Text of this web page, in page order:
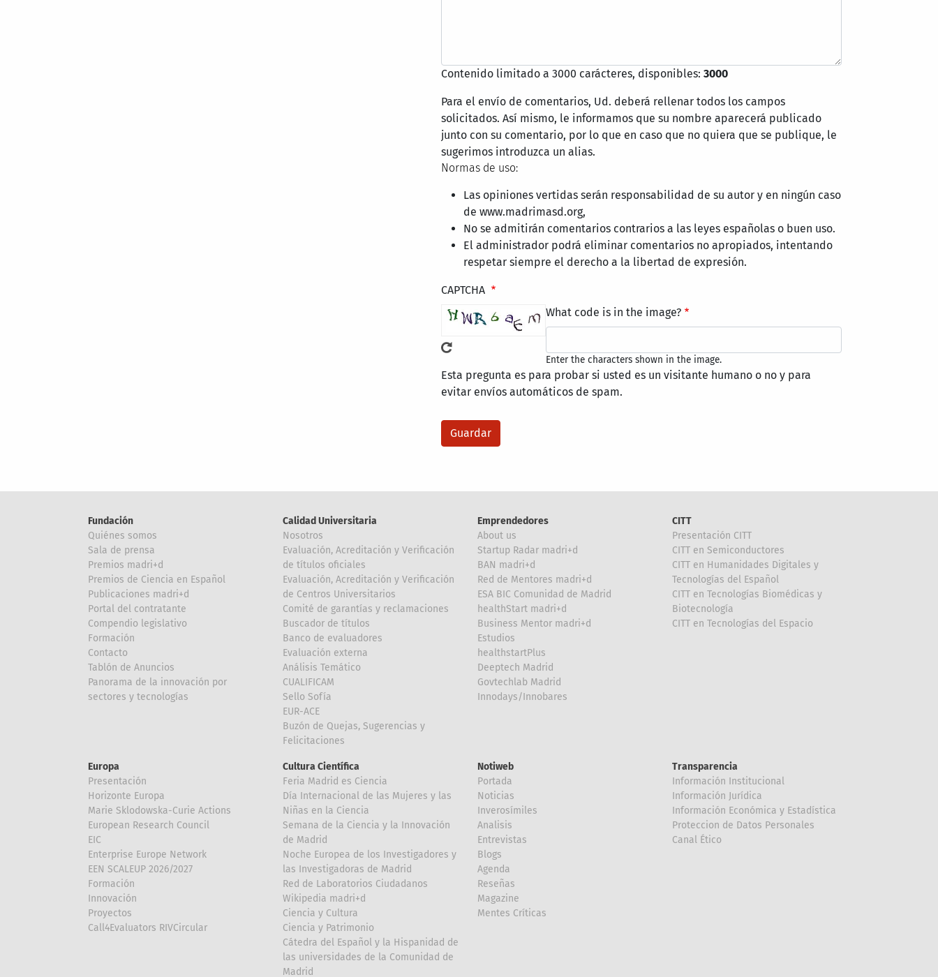
Contenido limitado a 3000 carácteres, disponibles:3000
Para el envío de comentarios, Ud. deberá rellenar todos los campos
solicitados. Así mismo, le informamos que su nombre aparecerá publicado
junto con su comentario, por lo que en caso que no quiera que se publique, le
sugerimos introduzca un alias.
Normas de uso:
Las opiniones vertidas serán responsabilidad de su autor y en ningún caso
de www.madrimasd.org,
No se admitirán comentarios contrarios a las leyes españolas o buen uso.
El administrador podrá eliminar comentarios no apropiados, intentando
respetar siempre el derecho a la libertad de expresión.
CAPTCHA
What code is in the image?
Enter the characters shown in the image.
Esta pregunta es para probar si usted es un visitante humano o no y para
evitar envíos automáticos de spam.
Fundación
Quiénes somos
Sala de prensa
Premios madri+d
Premios de Ciencia en Español
Publicaciones madri+d
Portal del contratante
Compendio legislativo
Formación
Contacto
Tablón de Anuncios
Panorama de la innovación por
sectores y tecnologías
Calidad Universitaria
Nosotros
Evaluación, Acreditación y Verificación
de títulos oficiales
Evaluación, Acreditación y Verificación
de Centros Universitarios
Comité de garantías y reclamaciones
Buscador de títulos
Banco de evaluadores
Evaluación externa
Análisis Temático
CUALIFICAM
Sello Sofía
EUR-ACE
Buzón de Quejas, Sugerencias y
Felicitaciones
Emprendedores
About us
Startup Radar madri+d
BAN madri+d
Red de Mentores madri+d
ESA BIC Comunidad de Madrid
healthStart madri+d
Business Mentor madri+d
Estudios
healthstartPlus
Deeptech Madrid
Govtechlab Madrid
Innodays/Innobares
CITT
Presentación CITT
CITT en Semiconductores
CITT en Humanidades Digitales y
Tecnologías del Español
CITT en Tecnologías Biomédicas y
Biotecnología
CITT en Tecnologías del Espacio
Europa
Presentación
Horizonte Europa
Marie Sklodowska-Curie Actions
European Research Council
EIC
Enterprise Europe Network
EEN SCALEUP 2026/2027
Formación
Innovación
Proyectos
Call4Evaluators RIVCircular
Cultura Científica
Feria Madrid es Ciencia
Día Internacional de las Mujeres y las
Niñas en la Ciencia
Semana de la Ciencia y la Innovación
de Madrid
Noche Europea de los Investigadores y
las Investigadoras de Madrid
Red de Laboratorios Ciudadanos
Wikipedia madri+d
Ciencia y Cultura
Ciencia y Patrimonio
Cátedra del Español y la Hispanidad de
las universidades de la Comunidad de
Madrid
Notiweb
Portada
Noticias
Inverosímiles
Analisis
Entrevistas
Blogs
Agenda
Reseñas
Magazine
Mentes Críticas
Transparencia
Información Institucional
Información Jurídica
Información Económica y Estadística
Proteccion de Datos Personales
Canal Ético